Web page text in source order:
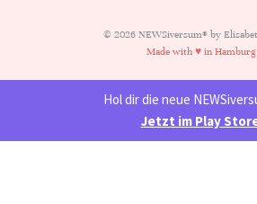
© 2026 NEWSiversum® by
Made with ♥ in Hamburg
Hol dir die neue
Jetzt im Play